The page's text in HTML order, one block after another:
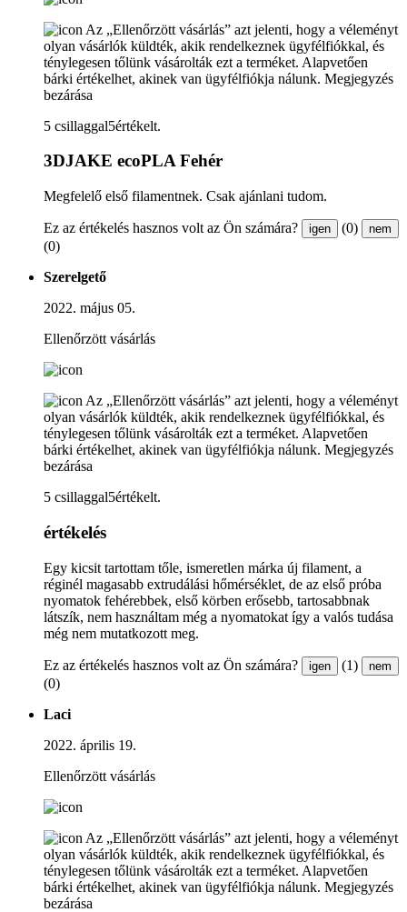
Az „Ellenőrzött vásárlás” azt jelenti, hogy a véleményt
olyan vásárlók küldték, akik rendelkeznek ügyfélfiókkal, és
ténylegesen tőlünk vásárolták ezt a terméket. Alapvetően
bárki értékelhet, akinek van ügyfélfiókja nálunk. Megjegyzés
bezárása
5 csillaggal5értékelt.
3DJAKE ecoPLA Fehér
Megfelelő első filamentnek. Csak ajánlani tudom.
Ez az értékelés hasznos volt az Ön számára? igen (0) nem
(0)
Szerelgető
2022. május 05.
Ellenőrzött vásárlás
Az „Ellenőrzött vásárlás” azt jelenti, hogy a véleményt
olyan vásárlók küldték, akik rendelkeznek ügyfélfiókkal, és
ténylegesen tőlünk vásárolták ezt a terméket. Alapvetően
bárki értékelhet, akinek van ügyfélfiókja nálunk. Megjegyzés
bezárása
5 csillaggal5értékelt.
értékelés
Egy kicsit tartottam tőle, ismeretlen márka új filament, a
réginél magasabb extrudálási hőmérséklet, de az első próba
nyomatok fehérebbek, első körben erősebb, tartosabbnak
látszík, nem használtam még a nyomatokat így a valós tudása
még nem mutatkozott meg.
Ez az értékelés hasznos volt az Ön számára? igen (1) nem
(0)
Laci
2022. április 19.
Ellenőrzött vásárlás
Az „Ellenőrzött vásárlás” azt jelenti, hogy a véleményt
olyan vásárlók küldték, akik rendelkeznek ügyfélfiókkal, és
ténylegesen tőlünk vásárolták ezt a terméket. Alapvetően
bárki értékelhet, akinek van ügyfélfiókja nálunk. Megjegyzés
bezárása